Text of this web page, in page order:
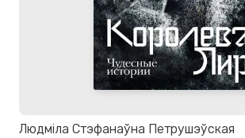
Людміла Стэфанаўна Петрушэўская